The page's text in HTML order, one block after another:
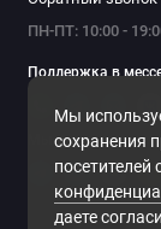
Мы
сохранения
посетителей
даете
ПН-ПТ: 10:00 -
Поддержка в
Мы в сети